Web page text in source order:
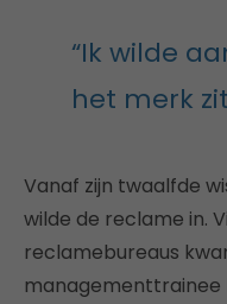
“Ik wilde
het merk
Vanaf zijn twaalfde
wilde de reclame in.
reclamebureaus
managementtrainee